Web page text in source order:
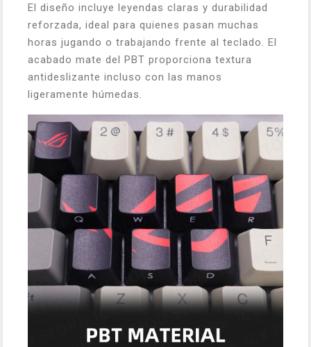
El diseño incluye leyendas claras y durabilidad
reforzada, ideal para quienes pasan muchas
horas jugando o trabajando frente al teclado. El
acabado mate del PBT proporciona textura
antideslizante incluso con las manos
ligeramente húmedas.